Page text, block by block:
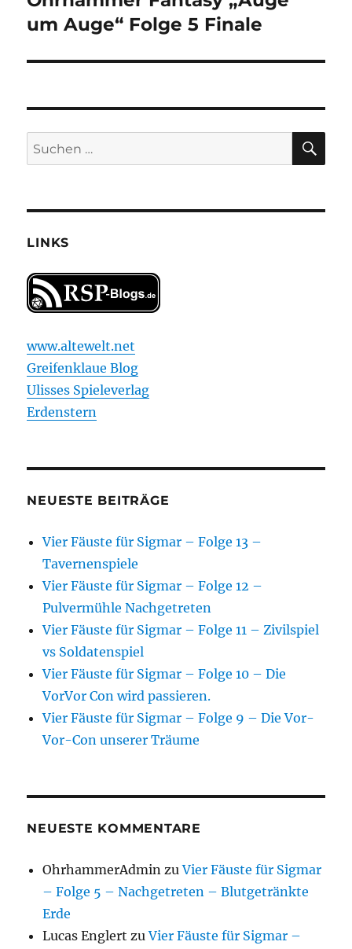
Beitrag:
um Auge“ Folge 5 Finale
Suchen
nach:
LINKS
www.altewelt.net
Greifenklaue Blog
Ulisses Spieleverlag
Erdenstern
NEUESTE BEITRÄGE
Vier Fäuste für Sigmar – Folge 13 –
Tavernenspiele
Vier Fäuste für Sigmar – Folge 12 –
Pulvermühle Nachgetreten
Vier Fäuste für Sigmar – Folge 11 – Zivilspiel
vs Soldatenspiel
Vier Fäuste für Sigmar – Folge 10 – Die
VorVor Con wird passieren.
Vier Fäuste für Sigmar – Folge 9 – Die Vor-
Vor-Con unserer Träume
NEUESTE KOMMENTARE
OhrhammerAdmin zuVier Fäuste für Sigmar
– Folge 5 – Nachgetreten – Blutgetränkte
Erde
Lucas Englert zuVier Fäuste für Sigmar –